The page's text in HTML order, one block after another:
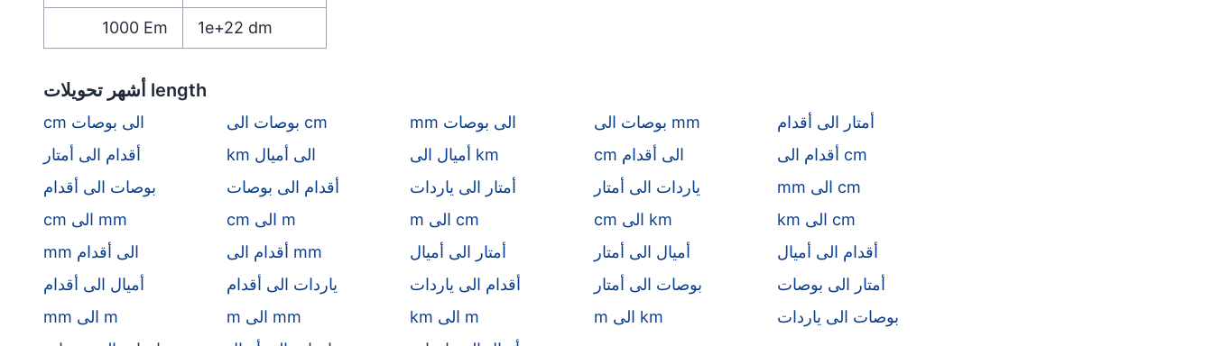
1000 Em 1e+22 dm
أشهر تحويلات length
cm الى بوصات بوصات الى cm mm الى بوصات بوصات الى mm
أمتار الى أقدام
أقدام الى أمتار
km الى أميال أميال الى km cm الى أقدام
أقدام الى cm
بوصات الى أقدام
أقدام الى بوصات أمتار الى ياردات ياردات الى أمتار
mm الى cm
cm الى mm
cm الى m m الى cm cm الى km
km الى cm
mm الى أقدام
أقدام الى mm أمتار الى أميال أميال الى أمتار
أقدام الى أميال
أميال الى أقدام
ياردات الى أقدام أقدام الى ياردات بوصات الى أمتار
أمتار الى بوصات
mm الى m
m الى mm km الى m m الى km
بوصات الى ياردات